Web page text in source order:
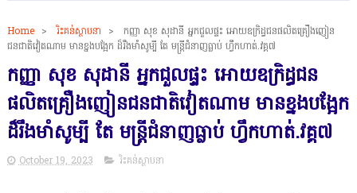
Home > រិះគន់ស្ថាបនា >
កញ្ញា សុខ សុដានី អ្នកជួលផ្ទះ អោយឧក្រិដ្ធជនផលិតគ្រឿងញៀន
ជនជាតិវៀតណាម មានខ្នងបង្អែក ដ៏រឹងមាំសូម្បី តែ មន្ត្រីជំនាញធ្លាប់ ហ្វឹកហាត់.វគ្គ៧
កញ្ញា សុខ សុដានី អ្នកជួលផ្ទះ អោយឧក្រិដ្ធជន
ផលិតគ្រឿងញៀនជនជាតិវៀតណាម មានខ្នងបង្អែក
ដ៏រឹងមាំសូម្បី តែ មន្ត្រីជំនាញធ្លាប់ ហ្វឹកហាត់.វគ្គ៧
October 19, 2023 រិះគន់ស្ថាបនា